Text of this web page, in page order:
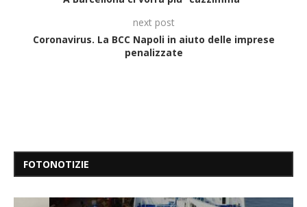
next post
Coronavirus. La BCC Napoli in aiuto delle imprese
penalizzate
FOTONOTIZIE